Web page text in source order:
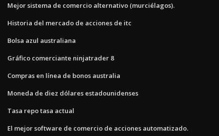
Mejor sistema de comercio alternativo (murciélagos).
Historia del mercado de acciones de itc
Bolsa azul australiana
Gráfico comerciante ninjatrader 8
Compras en línea de bonos australia
Moneda de diez dólares estadounidenses
Tasa repo tasa actual
El mejor software de comercio de acciones automatizado.